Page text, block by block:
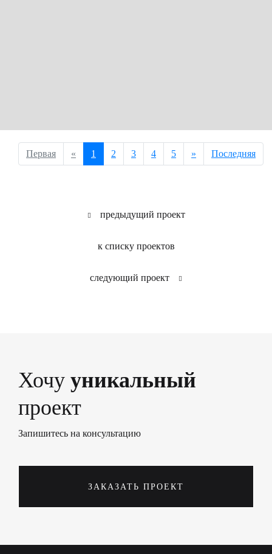
Первая « 1 2 3 4 5 » Последняя
предыдущий проект
к списку проектов
следующий проект
Хочу уникальный
проект
Запишитесь на консультацию
ЗАКАЗАТЬ ПРОЕКТ